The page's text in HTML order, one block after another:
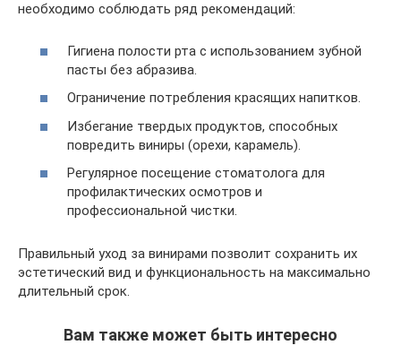
необходимо соблюдать ряд рекомендаций:
Гигиена полости рта с использованием зубной
пасты без абразива.
Ограничение потребления красящих напитков.
Избегание твердых продуктов, способных
повредить виниры (орехи, карамель).
Регулярное посещение стоматолога для
профилактических осмотров и
профессиональной чистки.
Правильный уход за винирами позволит сохранить их
эстетический вид и функциональность на максимально
длительный срок.
Вам также может быть интересно